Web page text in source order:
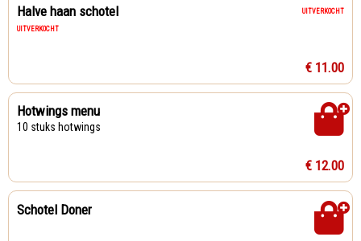
Halve haan schotel
UITVERKOCHT
UITVERKOCHT
€ 11.00
Hotwings menu
10 stuks hotwings
€ 12.00
Schotel Doner